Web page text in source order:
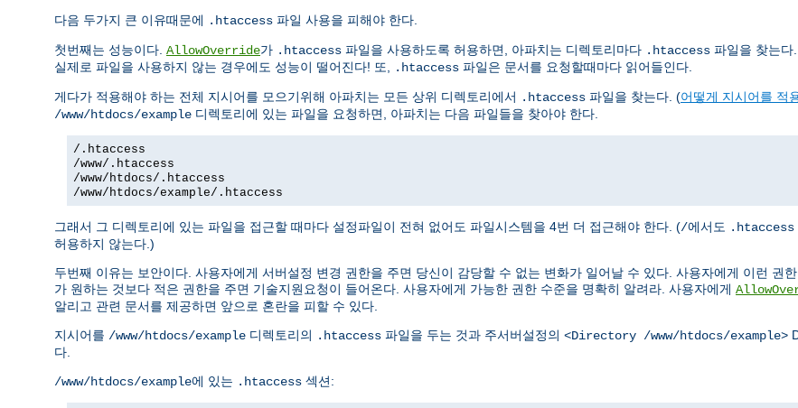
다음 두가지 큰 이유때문에 .htaccess 파일 사용을 피해야 한다.
첫번째는 성능이다. AllowOverride가 .htaccess 파일을 사용하도록 허용하면, 아파치는 디렉토리마다 .htaccess 파일을 찾는다
실제로 파일을 사용하지 않는 경우에도 성능이 떨어진다! 또, .htaccess 파일은 문서를 요청할때마다 읽어들인다.
게다가 적용해야 하는 전체 지시어를 모으기위해 아파치는 모든 상위 디렉토리에서 .htaccess 파일을 찾는다. (어떻게 지시어를 적
/www/htdocs/example 디렉토리에 있는 파일을 요청하면, 아파치는 다음 파일들을 찾아야 한다.
/.htaccess
/www/.htaccess
/www/htdocs/.htaccess
/www/htdocs/example/.htaccess
그래서 그 디렉토리에 있는 파일을 접근할 때마다 설정파일이 전혀 없어도 파일시스템을 4번 더 접근해야 한다. (/에서도 .htaccess
허용하지 않는다.)
두번째 이유는 보안이다. 사용자에게 서버설정 변경 권한을 주면 당신이 감당할 수 없는 변화가 일어날 수 있다. 사용자에게 이런 권
가 원하는 것보다 적은 권한을 주면 기술지원요청이 들어온다. 사용자에게 가능한 권한 수준을 명확히 알려라. 사용자에게
알리고 관련 문서를 제공하면 앞으로 혼란을 피할 수 있다.
지시어를 /www/htdocs/example 디렉토리의 .htaccess 파일을 두는 것과 주서버설정의 <Directory /www/htdocs/example>
다.
/www/htdocs/example에 있는 .htaccess 섹션: